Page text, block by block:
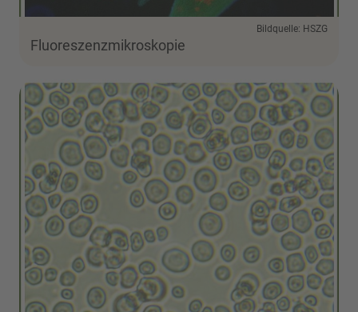
Bildquelle: HSZG
Fluoreszenzmikroskopie